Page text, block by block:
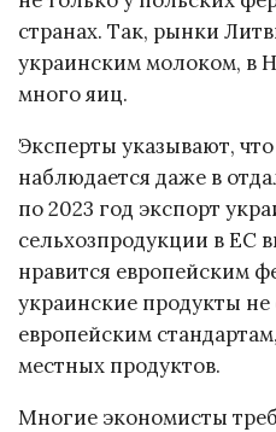
странах. Так, рынки
украинским молоком, в
много яиц.
Эксперты указывают,
наблюдается даже в
по 2023 год экспорт
сельхозпродукции в ЕС
нравится европейским
украинские продукты не
европейским
местных продуктов.
Многие экономисты